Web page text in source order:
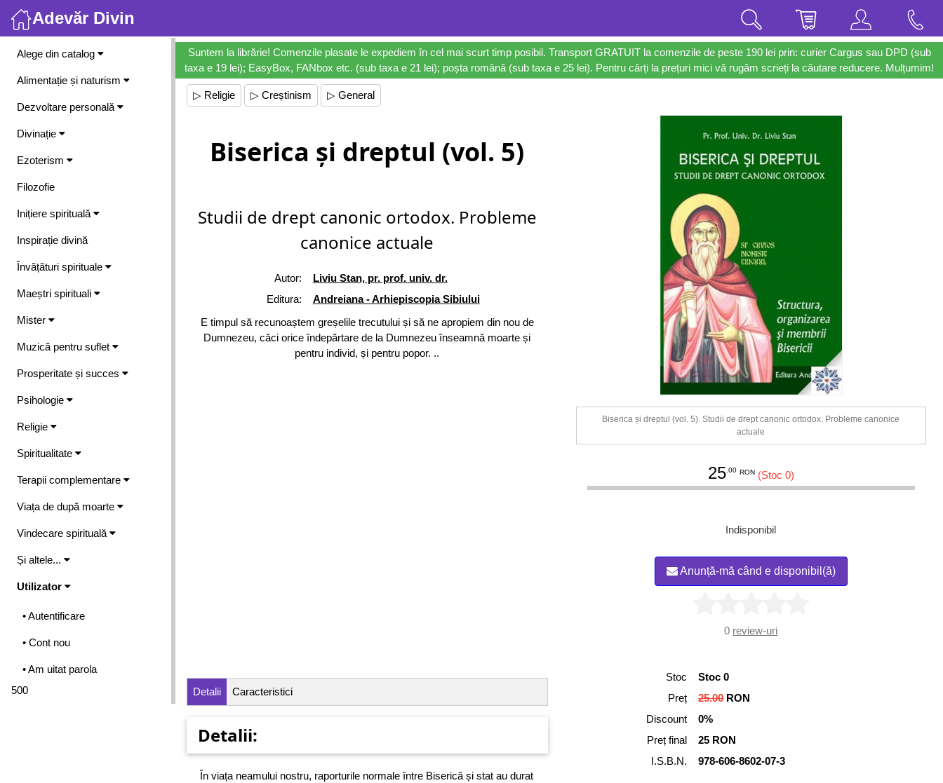
Adevăr Divin
Meniu
Alege din catalog
Alimentație și naturism
Dezvoltare personală
Divinație
Ezoterism
Filozofie
Inițiere spirituală
Inspirație divină
Învățături spirituale
Maeștri spirituali
Mister
Muzică pentru suflet
Prosperitate și succes
Psihologie
Religie
Spiritualitate
Terapii complementare
Viața de după moarte
Vindecare spirituală
Și altele...
Utilizator
• Autentificare
• Cont nou
• Am uitat parola
500
Suntem la librărie! Comenzile plasate le expediem în cel mai scurt timp posibil. Transport GRATUIT la comenzile de peste 190 lei prin: curier Cargus sau DPD (sub
taxa e 19 lei); EasyBox, FANbox etc. (sub taxa e 21 lei); poșta română (sub taxa e 25 lei). Pentru cărți la prețuri mici vă rugăm scrieți la căutare reducere. Mulțumim!
▷ Religie ▷ Creștinism ▷ General
Biserica și dreptul (vol. 5)
Studii de drept canonic ortodox. Probleme
canonice actuale
Autor:
Liviu Stan, pr. prof. univ. dr.
Editura:
Andreiana - Arhiepiscopia Sibiului
E timpul să recunoaștem greșelile trecutului și să ne apropiem din nou de
Dumnezeu, căci orice îndepărtare de la Dumnezeu înseamnă moarte și
pentru individ, și pentru popor. ..
Biserica și dreptul (vol. 5). Studii de drept canonic ortodox. Probleme canonice
actuale
25 .00 RON (Stoc 0)
Indisponibil
Anunță-mă când e disponibil(ă)
0 review-uri
Detalii Caracteristici
Detalii:
În viața neamului nostru, raporturile normale între Biserică și stat au durat
Stoc
Stoc 0
Preț
25.00RON
Discount
0%
Preț final
25 RON
I.S.B.N.
978-606-8602-07-3